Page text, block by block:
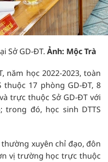
Sở GD-ĐT. Ảnh: Mộc Trà
năm học 2022-2023, toàn
thuộc 17 phòng GD-ĐT, 8
trực thuộc Sở GD-ĐT với
trong đó, học sinh DTTS
xuyên chỉ đạo, đôn
vị trường học trực thuộc